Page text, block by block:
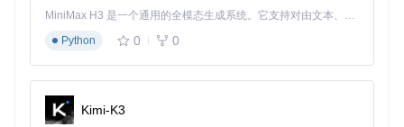
层级包围盒(BVH)加速：通过构建多层次包围盒结构，将光线
与三角形的相交检测时间从O(n)降低至O(log n)，使复杂模型
的处理速度提升4-8倍。
1%，减少人工调整需求。
MiniMax H3 是一个通用的全模态生成系统。它支持对由文本、图像、视频和音频组成的多模态上下文进行统一理解，并能生成分辨率高达 2K、时长可达 15 秒的带原生立体声音频的视频。得益于面向任务泛化的系统设计，H3 在预训练阶段就已具备广泛的多模态上下文理解与生成能力，能够出色地执行复杂的多模态指令。
Python
0 0
Kimi-K3